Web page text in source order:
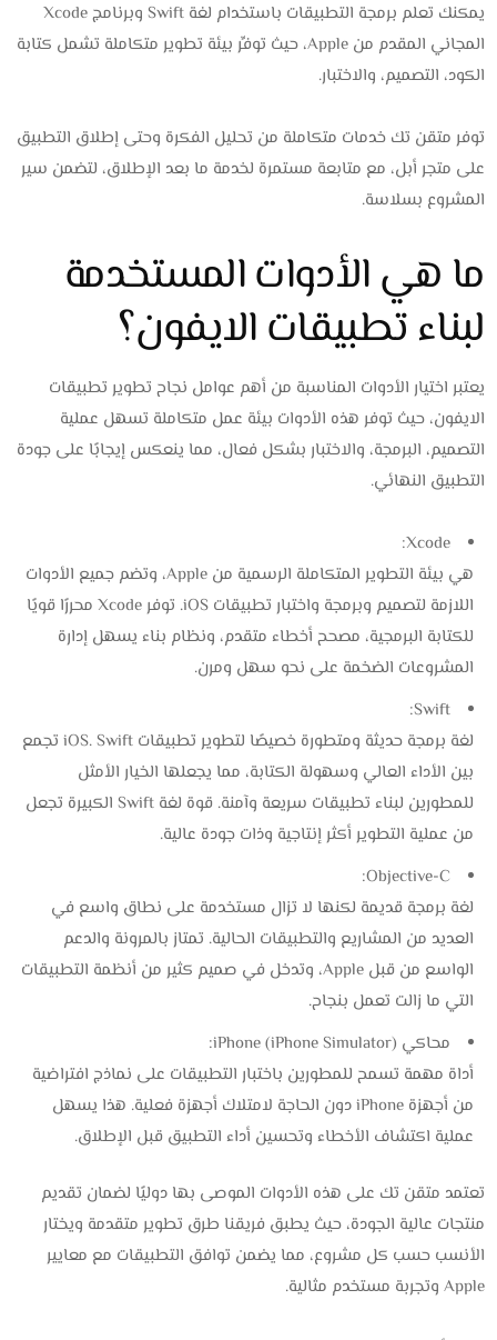
يمكنك تعلم برمجة التطبيقات باستخدام لغة Swift وبرنامج Xcode
المجاني المقدم من Apple، حيث توفِّر بيئة تطوير متكاملة تشمل كتابة
الكود، التصميم، والاختبار.
توفر متقن تك خدمات متكاملة من تحليل الفكرة وحتى إطلاق التطبيق
على متجر أبل، مع متابعة مستمرة لخدمة ما بعد الإطلاق، لتضمن سير
المشروع بسلاسة.
ما هي الأدوات المستخدمة
لبناء تطبيقات الايفون؟
يعتبر اختيار الأدوات المناسبة من أهم عوامل نجاح تطوير تطبيقات
الايفون، حيث توفر هذه الأدوات بيئة عمل متكاملة تسهل عملية
التصميم، البرمجة، والاختبار بشكل فعال، مما ينعكس إيجابًا على جودة
التطبيق النهائي.
Xcode:
هي بيئة التطوير المتكاملة الرسمية من Apple، وتضم جميع الأدوات
اللازمة لتصميم وبرمجة واختبار تطبيقات iOS. توفر Xcode محررًا قويًا
للكتابة البرمجية، مصحح أخطاء متقدم، ونظام بناء يسهل إدارة
المشروعات الضخمة على نحو سهل ومرن.
Swift:
لغة برمجة حديثة ومتطورة خصيصًا لتطوير تطبيقات iOS. Swift تجمع
بين الأداء العالي وسهولة الكتابة، مما يجعلها الخيار الأمثل
للمطورين لبناء تطبيقات سريعة وآمنة. قوة لغة Swift الكبيرة تجعل
من عملية التطوير أكثر إنتاجية وذات جودة عالية.
Objective-C:
لغة برمجة قديمة لكنها لا تزال مستخدمة على نطاق واسع في
العديد من المشاريع والتطبيقات الحالية. تمتاز بالمرونة والدعم
الواسع من قبل Apple، وتدخل في صميم كثير من أنظمة التطبيقات
التي ما زالت تعمل بنجاح.
محاكي iPhone (iPhone Simulator):
أداة مهمة تسمح للمطورين باختبار التطبيقات على نماذج افتراضية
من أجهزة iPhone دون الحاجة لامتلاك أجهزة فعلية. هذا يسهل
عملية اكتشاف الأخطاء وتحسين أداء التطبيق قبل الإطلاق.
تعتمد متقن تك على هذه الأدوات الموصى بها دوليًا لضمان تقديم
منتجات عالية الجودة، حيث يطبق فريقنا طرق تطوير متقدمة ويختار
الأنسب حسب كل مشروع، مما يضمن توافق التطبيقات مع معايير
Apple وتجربة مستخدم مثالية.